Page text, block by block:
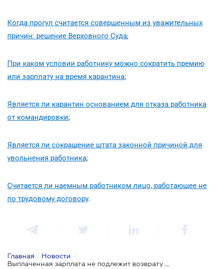
Когда прогул считается совершенным из уважительных
причин: решение Верховного Суда;
При каком условии работнику можно сократить премию
или зарплату на время карантина;
Является ли карантин основанием для отказа работника
от командировки;
Является ли сокращение штата законной причиной для
увольнения работника;
Считается ли наемным работником лицо, работающее не
по трудовому договору.
Главная / Новости /
Выплаченная зарплата не подлежит возврату даже после отмены такого решения суда